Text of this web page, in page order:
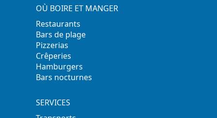
OÙ BOIRE ET MANGER
Restaurants
Bars de plage
Pizzerias
Crêperies
Hamburgers
Bars nocturnes
SERVICES